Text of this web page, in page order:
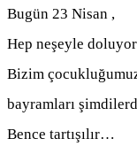
Bugün 23 Nisan ,
Hep neşeyle
Bizim
bayramları
Bence tartışılır…